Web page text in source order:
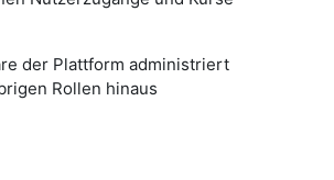
der Plattform administriert
Rollen hinaus